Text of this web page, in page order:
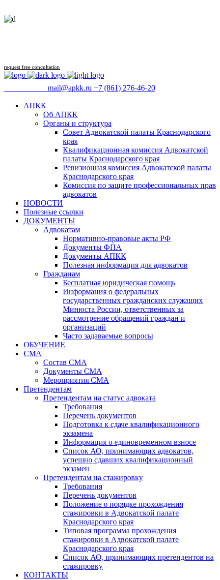
request free concultation
mail@apkk.ru +7 (861) 276-46-20
АПКК
Об АПКК
Органы и структура
Совет Адвокатской палаты Краснодарского
края
Квалификационная комиссия Адвокатской
палаты Краснодарского края
Ревизионная комиссия Адвокатской палаты
Краснодарского края
Комиссия по защите профессиональных прав
адвокатов
НОВОСТИ
Полезные ссылки
ДОКУМЕНТЫ
Адвокатам
Нормативно-правовые акты РФ
Документы ФПА
Документы АПКК
Полезная информация для адвокатов
Гражданам
Бесплатная юридическая помощь
Информация о федеральных
государственных гражданских служащих
Минюста России, ответственных за
рассмотрение обращений граждан и
организаций
Часто задаваемые вопросы
ОБУЧЕНИЕ
СМА
Состав СМА
Документы СМА
Мероприятия СМА
Претендентам
Претендентам на статус адвоката
Требования
Перечень документов
Подготовка к сдаче квалификационного
экзамена
Информация о единовременном взносе
Список АО, принимающих адвокатов,
успешно сдавших квалификационный
экзамен
Претендентам на стажировку
Требования
Перечень документов
Положение о порядке прохождения
стажировки в Адвокатской палате
Краснодарского края
Типовая программа прохождения
стажировки в Адвокатской палате
Краснодарского края
Список АО, принимающих претендентов на
стажировку
КОНТАКТЫ